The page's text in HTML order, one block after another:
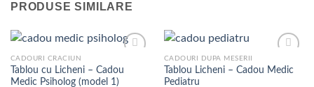
PRODUSE SIMILARE
CADOURI CRACIUN
Tablou cu Licheni – Cadou
Medic Psiholog (model 1)
CADOURI DUPA MESERII
Tablou Licheni – Cadou Medic
Pediatru